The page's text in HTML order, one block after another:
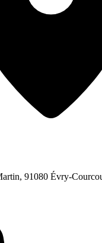
91080 Évry-